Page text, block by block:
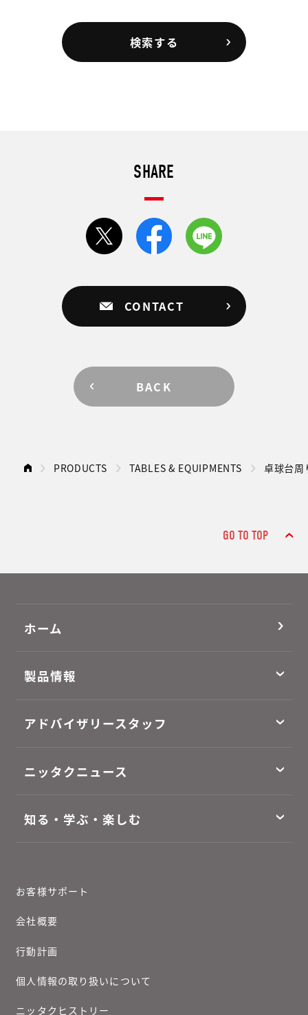
検索する
SHARE
CONTACT
BACK
PRODUCTS TABLES & EQUIPMENTS 卓球台周
GO TO TOP
ホーム
製品情報
アドバイザリースタッフ
ニッタクニュース
知る・学ぶ・楽しむ
お客様サポート
会社概要
行動計画
個人情報の取り扱いについて
ニッタクヒストリー